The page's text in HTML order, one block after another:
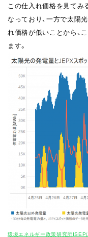
この仕入れ価格を見てみ
なっており、一方で太陽
れ価格が低いことから、
ます。
環境エネルギー政策研究所ISEP